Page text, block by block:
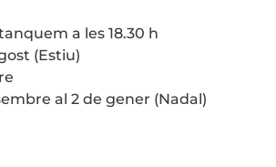
a les 18.30 h
(Estiu)
al 2 de gener (Nadal)